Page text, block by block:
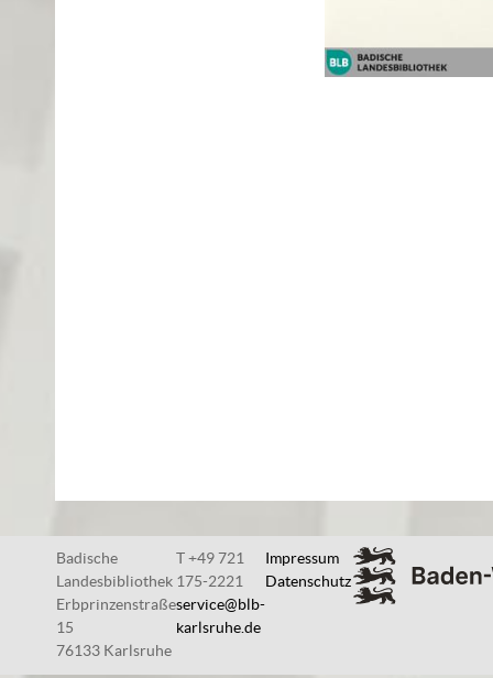
Badische
Landesbibliothek
Erbprinzenstraße
15
76133 Karlsruhe
T +49 721
175-2221
service@blb-
karlsruhe.de
Impressum
Datenschutz